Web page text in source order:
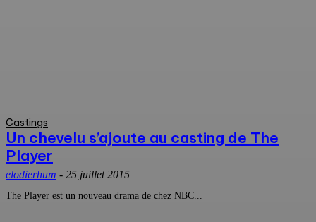
Castings
Un chevelu s’ajoute au casting de The
Player
elodierhum - 25 juillet 2015
The Player est un nouveau drama de chez NBC...